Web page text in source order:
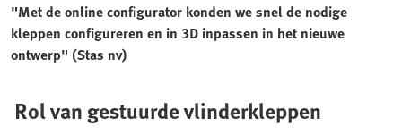
"Met de online configurator konden we snel de nodige
kleppen configureren en in 3D inpassen in het nieuwe
ontwerp" (Stas nv)
Rol van gestuurde vlinderkleppen